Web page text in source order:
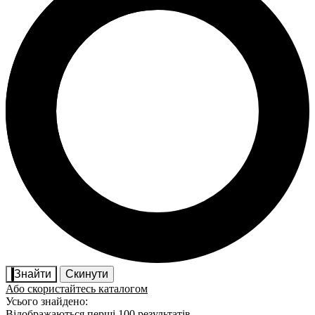
Знайти
Скинути
Або скористайтесь каталогом
Усього знайдено: